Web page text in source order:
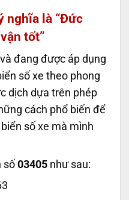
nghĩa là “Đức
tốt”
đang được áp dụng
số xe theo phong
dịch dựa trên phép
cách phổ biến để
số xe mà mình
số 03405 như sau: